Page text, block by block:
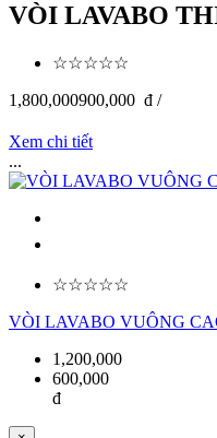
VÒI LAVABO
☆☆☆☆☆
1,800,000900,000 đ /
Xem chi tiết
...
☆☆☆☆☆
VÒI LAVABO VUÔNG
1,200,000
600,000
đ